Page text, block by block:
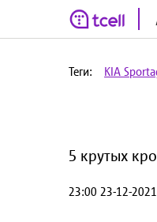
Теги: KIA
5 крутых
23:00 23-12-2021